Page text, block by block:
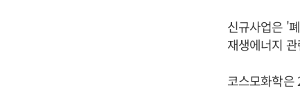
신규사업은 '
재생에너지
코스모화학은